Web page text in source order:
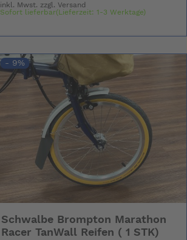
inkl. Mwst. zzgl.Versand
Sofort lieferbar(Lieferzeit: 1-3 Werktage)
- 9%
Schwalbe Brompton Marathon
Racer TanWall Reifen ( 1 STK)